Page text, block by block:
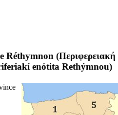
Réthymnon (Περιφερειακή
enótita Rethýmnou)